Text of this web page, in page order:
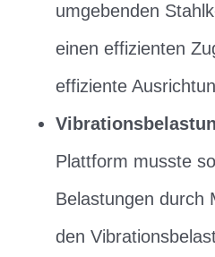
umgebenden
einen effizienten
effiziente
Plattform musste
Belastungen durch
den